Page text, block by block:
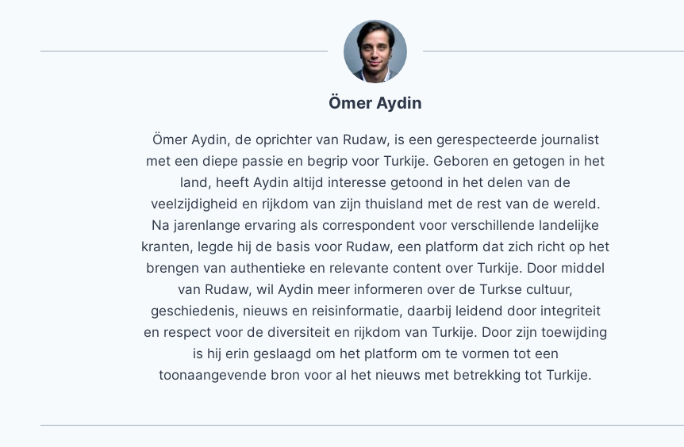
Ömer Aydin
Ömer Aydin, de oprichter van Rudaw, is een gerespecteerde journalist
met een diepe passie en begrip voor Turkije. Geboren en getogen in het
land, heeft Aydin altijd interesse getoond in het delen van de
veelzijdigheid en rijkdom van zijn thuisland met de rest van de wereld.
Na jarenlange ervaring als correspondent voor verschillende landelijke
kranten, legde hij de basis voor Rudaw, een platform dat zich richt op het
brengen van authentieke en relevante content over Turkije. Door middel
van Rudaw, wil Aydin meer informeren over de Turkse cultuur,
geschiedenis, nieuws en reisinformatie, daarbij leidend door integriteit
en respect voor de diversiteit en rijkdom van Turkije. Door zijn toewijding
is hij erin geslaagd om het platform om te vormen tot een
toonaangevende bron voor al het nieuws met betrekking tot Turkije.